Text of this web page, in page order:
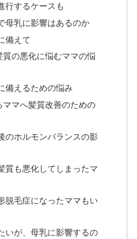
行するケースも
母乳に影響はあるのか
備えて
の悪化に悩むママの悩
備えるための悩み
マへ髪質改善のための
のホルモンバランスの影
質も悪化してしまったマ
脱毛症になったママもい
いが、母乳に影響するの